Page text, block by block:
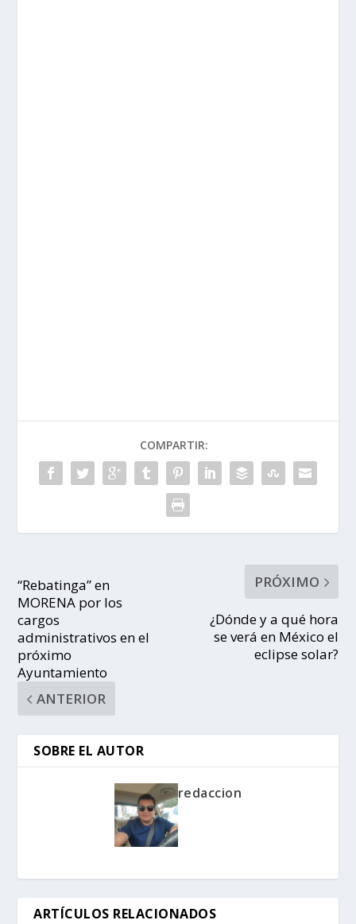
COMPARTIR:
“Rebatinga” en
MORENA por los
cargos
administrativos en el
próximo
Ayuntamiento
ANTERIOR
PRÓXIMO
¿Dónde y a qué hora
se verá en México el
eclipse solar?
SOBRE EL AUTOR
redaccion
ARTÍCULOS RELACIONADOS